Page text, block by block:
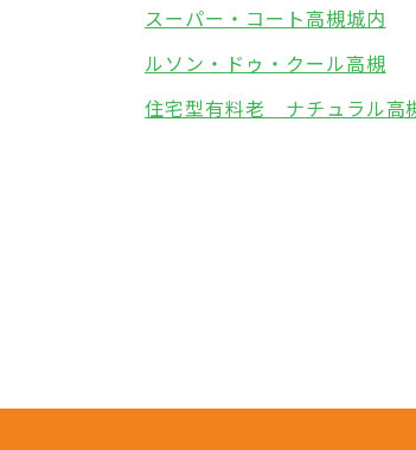
スーパー・コート高槻城内
ルソン・ドゥ・クール高槻
住宅型有料老 ナチュラル高